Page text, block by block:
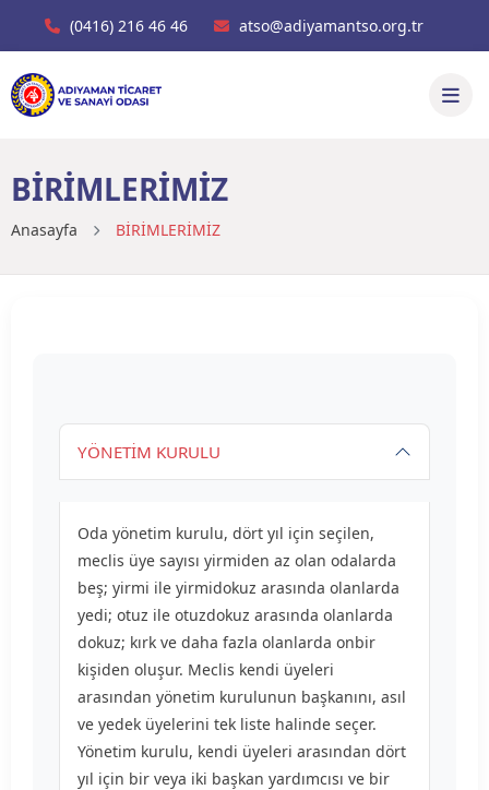
(0416) 216 46 46 atso@adiyamantso.org.tr
BİRİMLERİMİZ
Anasayfa BİRİMLERİMİZ
YÖNETİM KURULU
Oda yönetim kurulu, dört yıl için seçilen,
meclis üye sayısı yirmiden az olan odalarda
beş; yirmi ile yirmidokuz arasında olanlarda
yedi; otuz ile otuzdokuz arasında olanlarda
dokuz; kırk ve daha fazla olanlarda onbir
kişiden oluşur. Meclis kendi üyeleri
arasından yönetim kurulunun başkanını, asıl
ve yedek üyelerini tek liste halinde seçer.
Yönetim kurulu, kendi üyeleri arasından dört
yıl için bir veya iki başkan yardımcısı ve bir